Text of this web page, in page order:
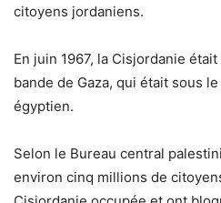
citoyens jordaniens.
En juin 1967, la Cisjordanie
bande de Gaza, qui était sous
égyptien.
Selon le Bureau central
environ cinq millions de